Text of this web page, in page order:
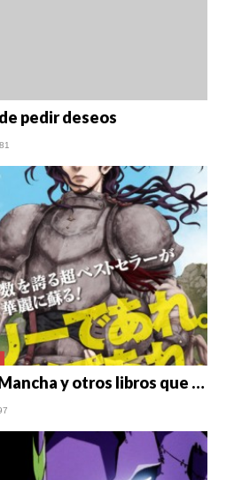
pedir deseos
Don Quijote de la Mancha y otros libros que llegaron al manga y anime